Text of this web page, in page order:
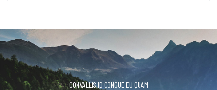
CONVALLIS ID CONGUE EU QUAM